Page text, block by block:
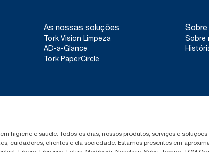
As nossas soluções
Tork Vision Limpeza
AD-a-Glance
Tork PaperCircle
Sobre
higiene e saúde. Todos os dias, nossos produtos, serviços e
cuidadores, clientes e da sociedade. Estamos presentes em